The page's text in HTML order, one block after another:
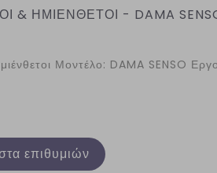
& ΗΜΙΕΝΘΕΤΟΙ - DAMA
Μοντέλο: DAMA SENSO
επιθυμιών